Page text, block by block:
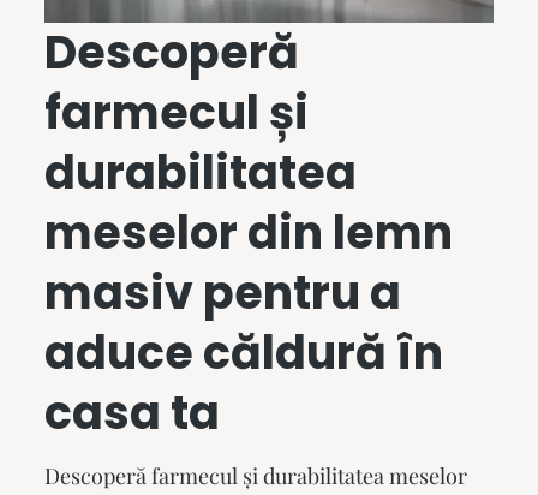
Descoperă
farmecul și
durabilitatea
meselor din lemn
masivpentru a
aduce căldură în
casa ta
Descoperă farmecul și durabilitateameselor